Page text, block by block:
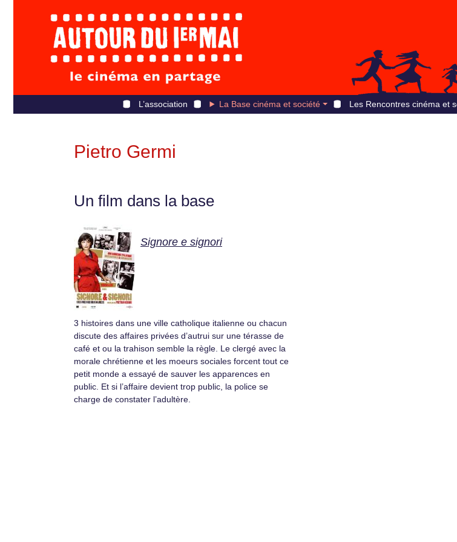
L’association La Base cinéma et société Les Rencontres cinéma et
Pietro Germi
Un film dans la base
Signore e signori
3 histoires dans une ville catholique italienne ou chacun
discute des affaires privées d’autrui sur une térasse de
café et ou la trahison semble la règle. Le clergé avec la
morale chrétienne et les moeurs sociales forcent tout ce
petit monde a essayé de sauver les apparences en
public. Et si l’affaire devient trop public, la police se
charge de constater l’adultère.